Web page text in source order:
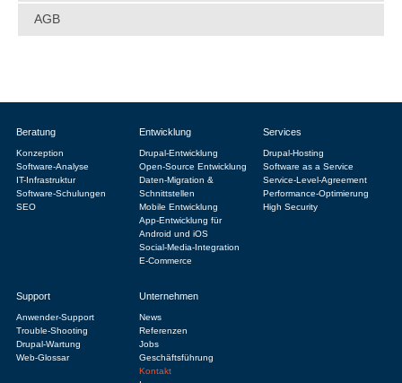
AGB
Beratung
Konzeption
Software-Analyse
IT-Infrastruktur
Software-Schulungen
SEO
Entwicklung
Drupal-Entwicklung
Open-Source Entwicklung
Daten-Migration &
Schnittstellen
Mobile Entwicklung
App-Entwicklung für
Android und iOS
Social-Media-Integration
E-Commerce
Services
Drupal-Hosting
Software as a Service
Service-Level-Agreement
Performance-Optimierung
High Security
Support
Anwender-Support
Trouble-Shooting
Drupal-Wartung
Web-Glossar
Unternehmen
News
Referenzen
Jobs
Geschäftsführung
Kontakt